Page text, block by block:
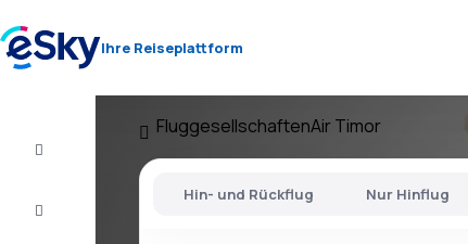
Ihre Reiseplattform
FluggesellschaftenAir Timor
Hin- und Rückflug Nur Hinflug